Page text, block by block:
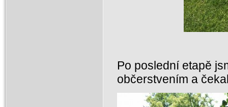
Po poslední etapě
občerstvením a